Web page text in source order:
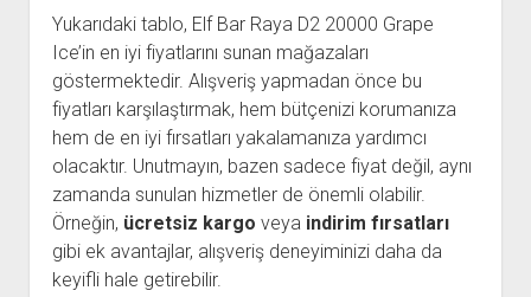
Yukarıdaki tablo, Elf Bar Raya D2 20000 Grape
Ice’in en iyi fiyatlarını sunan mağazaları
göstermektedir. Alışveriş yapmadan önce bu
fiyatları karşılaştırmak, hem bütçenizi korumanıza
hem de en iyi fırsatları yakalamanıza yardımcı
olacaktır. Unutmayın, bazen sadece fiyat değil, aynı
zamanda sunulan hizmetler de önemli olabilir.
Örneğin, ücretsiz kargo veya indirim fırsatları
gibi ek avantajlar, alışveriş deneyiminizi daha da
keyifli hale getirebilir.